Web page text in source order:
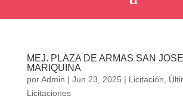
MEJ. PLAZA DE ARMAS SAN
MARIQUINA
porAdmin | Jun 23, 2025 | Licitación
Licitaciones